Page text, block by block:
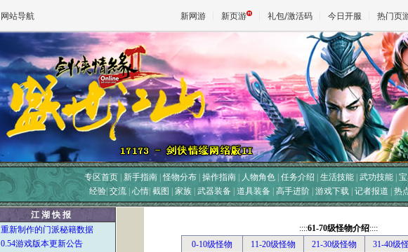
网站导航 新网游 新页游 礼包/激活码 今日开服 热门页
魔
天
王权
专区首页 新手指南 |怪物分布 操作指南 人物角色 任务介绍 生活技能 武功技能
经验| 交流 心情 截图 家族 武器装备 道具装备 高手进阶 游戏下载 记者报道 热
江 湖 快 报
重新制作的门派秘籍数据
0.54游戏版本更新公告
::::61-70级怪物介绍::::
0-10级怪物
11-20级怪物 21-30级怪物 31-40级